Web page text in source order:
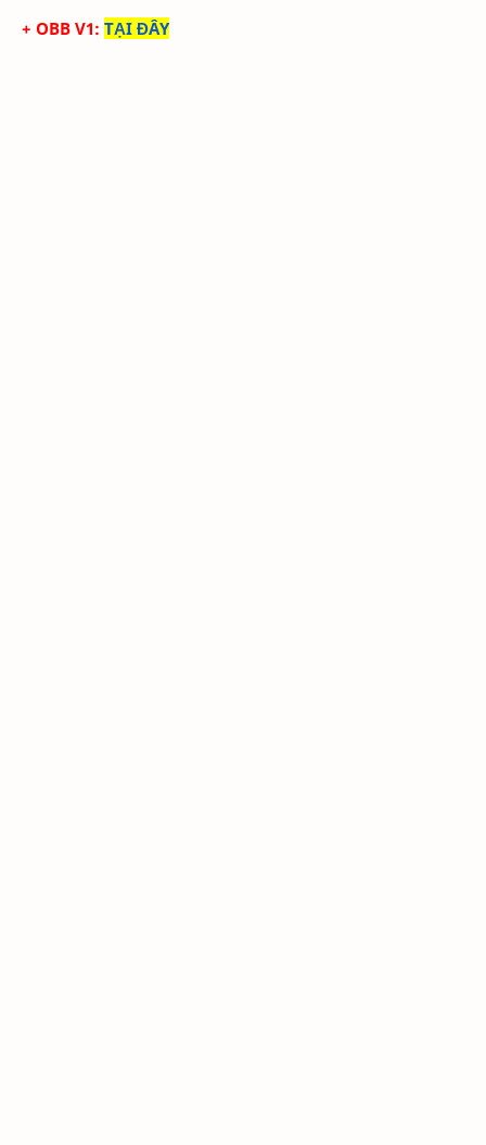
+ OBB V1: TẠI ĐÂY